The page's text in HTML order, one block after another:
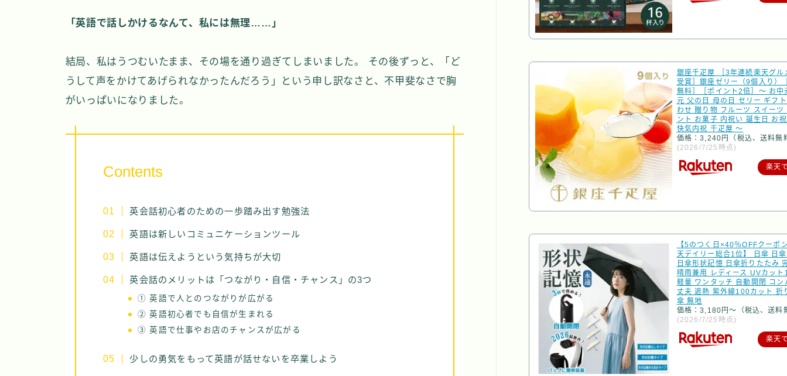
「英語で話しかけるなんて、私には無理……」
結局、私はうつむいたまま、その場を通り過ぎてしまいました。 その後ずっと、「ど
うして声をかけてあげられなかったんだろう」という申し訳なさと、不甲斐なさで胸
がいっぱいになりました。
Contents
英会話初心者のための一歩踏み出す勉強法
英語は新しいコミュニケーションツール
英語は伝えようという気持ちが大切
英会話のメリットは「つながり・自信・チャンス」の3つ
① 英語で人とのつながりが広がる
② 英語初心者でも自信が生まれる
③ 英語で仕事やお店のチャンスが広がる
少しの勇気をもって英語が話せないを卒業しよう
銀座千疋屋 ［3年連続楽天グル
受賞］銀座ゼリー（9個入り）
無料］［ポイント2倍］～ お中
元 父の日 母の日 ゼリー ギフ
わせ 贈り物 フルーツ スイーツ
ント お菓子 内祝い 誕生日 お
快気内祝 千疋屋 ～
価格：3,240円（税込、送料無
(2026/7/25時点)
楽天
【5のつく日×40％OFFクーポ
天デイリー総合1位】 日傘 日
日傘形状記憶 日傘折りたたみ
晴雨兼用 レディース UVカッ
軽量 ワンタッチ 自動開閉 コン
丈夫 遮熱 紫外線100カット 折
傘 無地
価格：3,180円～（税込、送料
(2026/7/25時点)
楽天